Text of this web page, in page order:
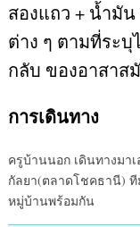
สองแถว + น้ำมั
ต่าง ๆ ตามที่ระบุ
กลับ ของอาสาส
การเดินทาง
ครูบ้านนอก เดินทางมา
กัลยา(ตลาดโชคธานี) ที
หมู่บ้านพร้อมกัน